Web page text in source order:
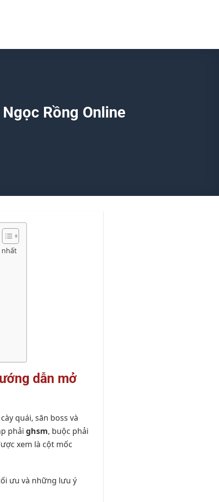
Rồng Online
nhất
dẫn mở
quái, săn boss và
phải ghsm, buộc phải
xem là cột mốc
ưu và những lưu ý